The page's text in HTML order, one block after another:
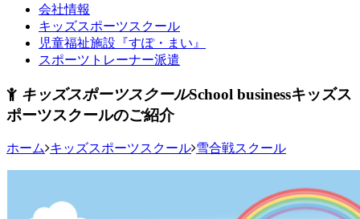
会社情報
キッズスポーツスクール
児童福祉施設『すぽ・まい』
スポーツトレーナー派遣
キッズスポーツスクールSchool businessキッズス
ポーツスクールのご紹介
ホーム キッズスポーツスクール 雪合戦スクール